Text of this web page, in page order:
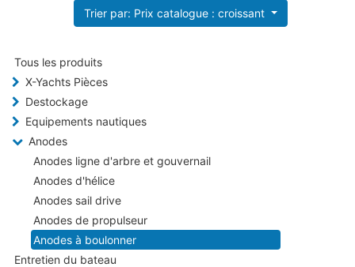
Trier par: Prix catalogue : croissant
Tous les produits
X-Yachts Pièces
Destockage
Equipements nautiques
Anodes
Anodes ligne d'arbre et gouvernail
Anodes d'hélice
Anodes sail drive
Anodes de propulseur
Anodes à boulonner
Entretien du bateau